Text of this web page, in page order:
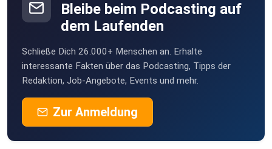
Bleibe beim Podcasting auf
dem Laufenden
Schließe Dich 26.000+ Menschen an. Erhalte
interessante Fakten über das Podcasting, Tipps der
Redaktion, Job-Angebote, Events und mehr.
Zur Anmeldung